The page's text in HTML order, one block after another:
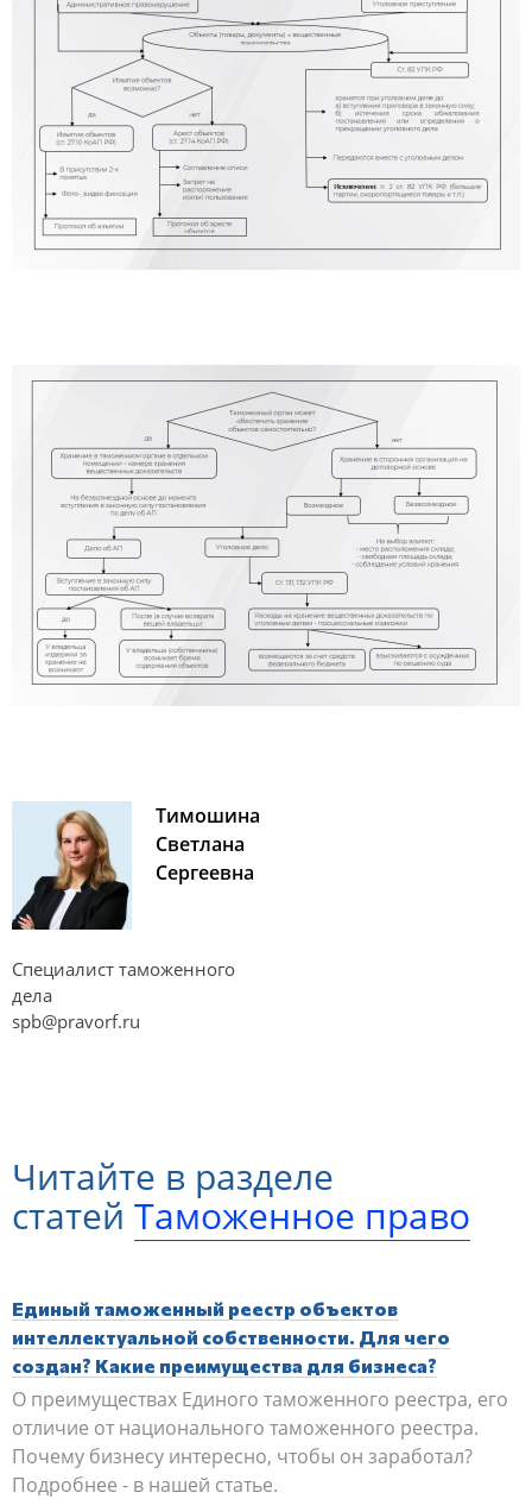
Тимошина
Светлана
Сергеевна
Cпециалист таможенного
дела
spb@pravorf.ru
Читайте в разделе
статей Таможенное право
Единый таможенный реестр объектов
интеллектуальной собственности. Для чего
создан? Какие преимущества для бизнеса?
О преимуществах Единого таможенного реестра, его
отличие от национального таможенного реестра.
Почему бизнесу интересно, чтобы он заработал?
Подробнее - в нашей статье.